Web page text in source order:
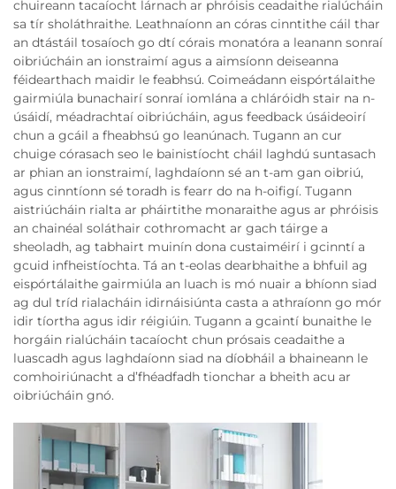
chuireann tacaíocht lárnach ar phróisis ceadaithe rialúcháin
sa tír sholáthraithe. Leathnaíonn an córas cinntithe cáil thar
an dtástáil tosaíoch go dtí córais monatóra a leanann sonraí
oibriúcháin an ionstraimí agus a aimsíonn deiseanna
féidearthach maidir le feabhsú. Coimeádann eispórtálaithe
gairmiúla bunachairí sonraí iomlána a chláróidh stair na n-
úsáidí, méadrachtaí oibriúcháin, agus feedback úsáideoirí
chun a gcáil a fheabhsú go leanúnach. Tugann an cur
chuige córasach seo le bainistíocht cháil laghdú suntasach
ar phian an ionstraimí, laghdaíonn sé an t-am gan oibriú,
agus cinntíonn sé toradh is fearr do na h-oifigí. Tugann
aistriúcháin rialta ar pháirtithe monaraithe agus ar phróisis
an chainéal soláthair cothromacht ar gach táirge a
sheoladh, ag tabhairt muinín dona custaiméirí i gcinntí a
gcuid infheistíochta. Tá an t-eolas dearbhaithe a bhfuil ag
eispórtálaithe gairmiúla an luach is mó nuair a bhíonn siad
ag dul tríd rialacháin idirnáisiúnta casta a athraíonn go mór
idir tíortha agus idir réigiúin. Tugann a gcaintí bunaithe le
horgáin rialúcháin tacaíocht chun prósais ceadaithe a
luascadh agus laghdaíonn siad na díobháil a bhaineann le
comhoiriúnacht a d’fhéadfadh tionchar a bheith acu ar
oibriúcháin gnó.